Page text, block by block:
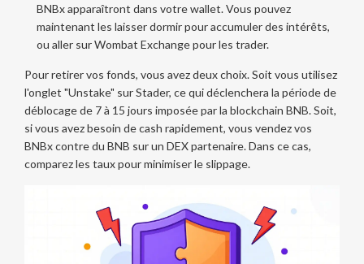
BNBx apparaîtront dans votre wallet. Vous pouvez
maintenant les laisser dormir pour accumuler des intérêts,
ou aller sur Wombat Exchange pour les trader.
Pour retirer vos fonds, vous avez deux choix. Soit vous utilisez
l'onglet "Unstake" sur Stader, ce qui déclenchera la période de
déblocage de 7 à 15 jours imposée par la blockchain BNB. Soit,
si vous avez besoin de cash rapidement, vous vendez vos
BNBx contre du BNB sur un DEX partenaire. Dans ce cas,
comparez les taux pour minimiser le slippage.